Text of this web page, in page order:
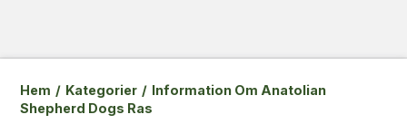
Hem / Kategorier / Information Om Anatolian
Shepherd Dogs Ras